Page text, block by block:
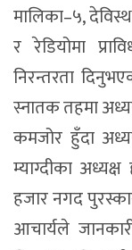
मालिका–५,
र रेडियोमा
निरन्तरता
स्नातक तहमा
कमजोर हुँदा
म्याग्दीका
हजार नगद
आचार्यले